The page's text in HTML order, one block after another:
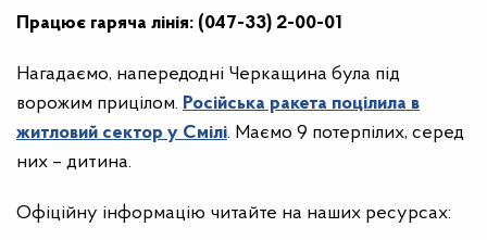
Працює гаряча лінія: (047-33) 2-00-01
Нагадаємо, напередодні Черкащина була під
ворожим прицілом. Російська ракета поцілила в
житловий сектор у Смілі. Маємо 9 потерпілих, серед
них – дитина.
Офіційну інформацію читайте на наших ресурсах: